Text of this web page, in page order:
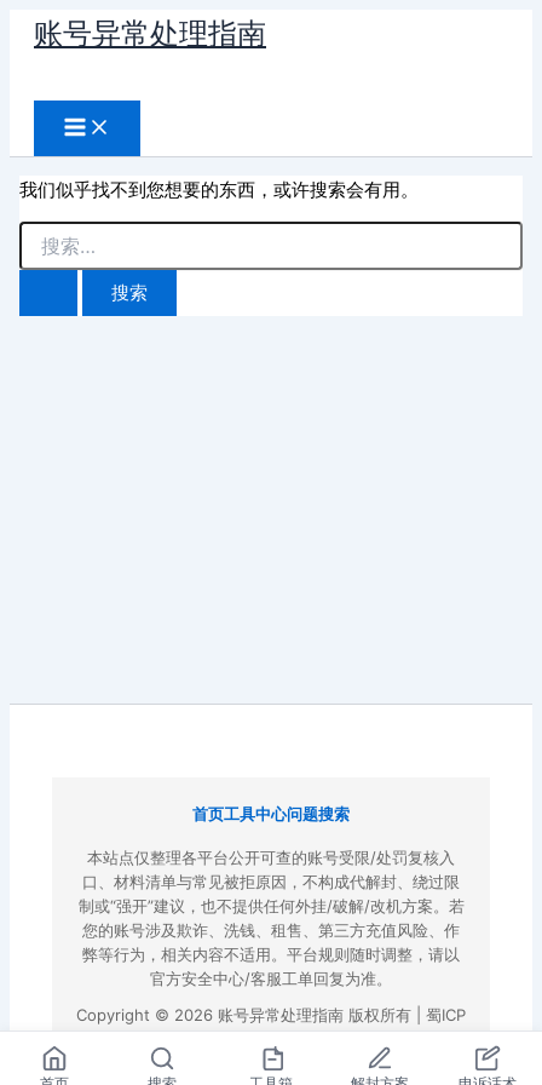
账号异常处理指南
索
我们似乎找不到您想要的东西，或许搜索会有用。
搜
索：
首页工具中心问题搜索
本站点仅整理各平台公开可查的账号受限/处罚复核入
口、材料清单与常见被拒原因，不构成代解封、绕过限
制或“强开”建议，也不提供任何外挂/破解/改机方案。若
您的账号涉及欺诈、洗钱、租售、第三方充值风险、作
弊等行为，相关内容不适用。平台规则随时调整，请以
官方安全中心/客服工单回复为准。
Copyright © 2026 账号异常处理指南 版权所有 | 蜀ICP